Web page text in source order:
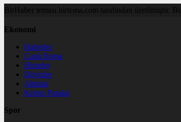
BirHaber teması birtema.com tarafından üretilmiştir.
Ekonomi
Haberler
Canlı Borsa
Hisseler
Dövizler
Altınlar
Kripto Paralar
Spor